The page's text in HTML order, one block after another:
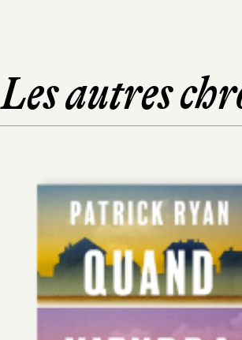
Les autres